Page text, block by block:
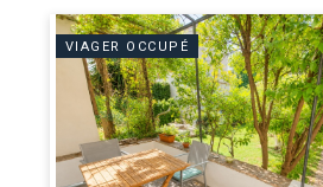
VIAGER OCCUPÉ